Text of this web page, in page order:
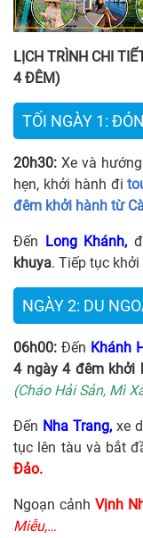
LỊCH TRÌNH CHI
4 ĐÊM)
TỐI NGÀY 1:
20h30: Xe và
hẹn, khởi hành đi
đêm khởi hành từ
Đến Long Khánh,
khuya. Tiếp tục
NGÀY 2: DU
06h00: Đến Khánh
4 ngày 4 đêm khởi
(Cháo Hải Sản, Mì
Đến Nha Trang, xe
tục lên tàu và bắt
Đảo.
Ngoạn cảnh Vịnh
Miễu,…